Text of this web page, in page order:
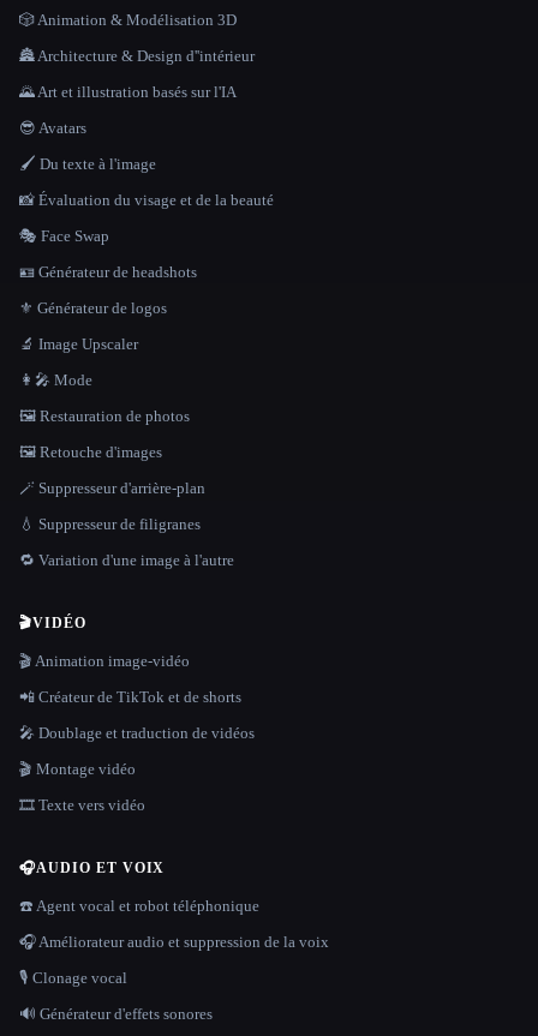
🎲 Animation & Modélisation 3D
🏯 Architecture & Design d''intérieur
🌄 Art et illustration basés sur l'IA
😎 Avatars
🖌️ Du texte à l'image
📸 Évaluation du visage et de la beauté
🎭 Face Swap
🪪 Générateur de headshots
⚜️ Générateur de logos
🔬 Image Upscaler
👩‍🎤 Mode
🖼️ Restauration de photos
🖼️ Retouche d'images
🪄 Suppresseur d'arrière-plan
💧 Suppresseur de filigranes
🔁 Variation d'une image à l'autre
🎬VIDÉO
🎬 Animation image-vidéo
📲 Créateur de TikTok et de shorts
🎤 Doublage et traduction de vidéos
🎬 Montage vidéo
🎞️ Texte vers vidéo
🎧AUDIO ET VOIX
☎️ Agent vocal et robot téléphonique
🎧 Améliorateur audio et suppression de la voix
🎙️ Clonage vocal
🔊 Générateur d'effets sonores